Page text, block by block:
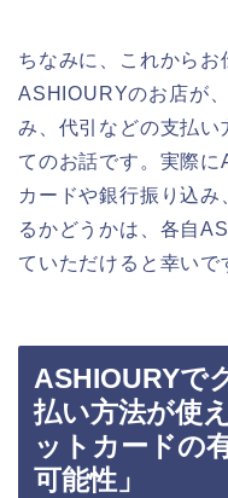
ちなみに、これからお
ASHIOURYのお店が
み、代引などの支払い
てのお話です。実際
カードや銀行振り込み
るかどうかは、各自
ていただけると幸いで
ASHIOURYで
払い方法が使
ットカードの
可能性」